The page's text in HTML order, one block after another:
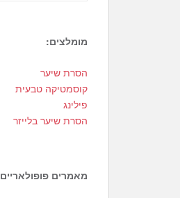
מומלצים:
2
0
1
הסרת שיער
קוסמטיקה טבעית
פילינג
הסרת שיער בלייזר
מאמרים פופולאריים